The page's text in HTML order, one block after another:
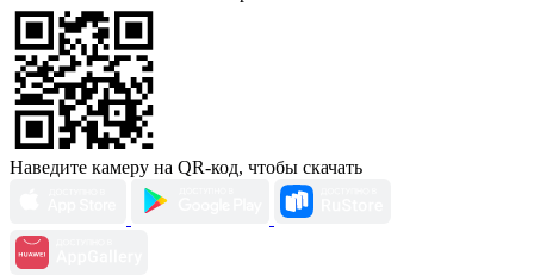
Наведите камеру на QR-код, чтобы скачать